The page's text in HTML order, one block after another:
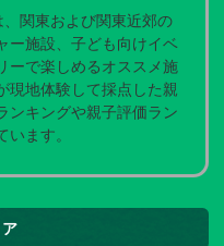
関東および関東近郊の
ー施設、子ども向けイベ
ーで楽しめるオススメ施
現地体験して採点した親
ンキングや親子評価ラン
います。